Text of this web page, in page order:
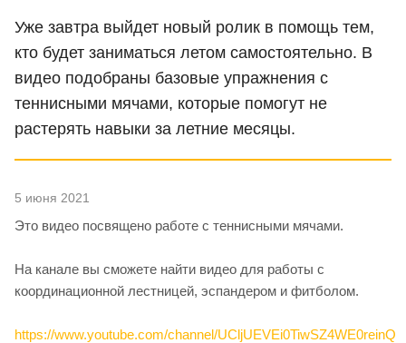
Уже завтра выйдет новый ролик в помощь тем,
кто будет заниматься летом самостоятельно. В
видео подобраны базовые упражнения с
теннисными мячами, которые помогут не
растерять навыки за летние месяцы.
5 июня 2021
Это видео посвящено работе с теннисными мячами.
На канале вы сможете найти видео для работы с
координационной лестницей, эспандером и фитболом.
https://www.youtube.com/channel/UCljUEVEi0TiwSZ4WE0reinQ